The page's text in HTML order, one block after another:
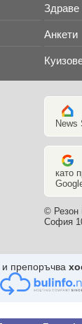
Здраве
Анкети
News
като
© Резон
София
и препоръчва